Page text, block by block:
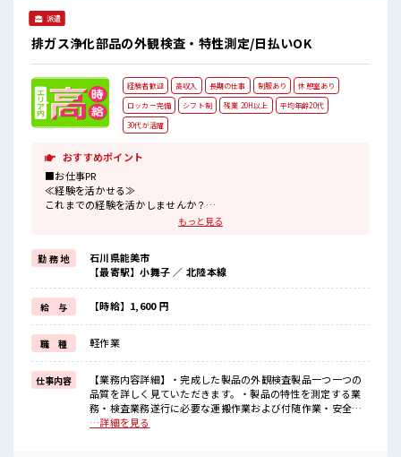
派遣
排ガス浄化部品の外観検査・特性測定/日払いOK
経験者歓迎 高収入 長期の仕事 制服あり
休憩室あり
ロッカー完備
シフト制 残業 20H以上
平均年齢20代
30代が活躍
おすすめポイント
■お仕事PR
≪経験を活かせる≫
これまでの経験を活かしませんか？
≪残業で稼げる≫
高収入を希望される方にオススメ。
残業は月20時間以上あります♪
制服があると毎日の服選びに悩まずOK♪
≪収入アップを目指せる≫
高時給だらけの派遣のお仕事です！
■職場の雰囲気
20代活躍中のフレッシュな職場です☆
しっかり休める休憩室あり！
オンオフの切替もできちゃう！
持ち物が多いあなたにもぴったり☆
ロッカー付き職場♪
もっと見る
勤 務 地
石川県能美市
【最寄駅】小舞子 ／ 北陸本線
給 与 【時給】1,600 円
職 種 軽作業
仕事内容
【業務内容詳細】・完成した製品の外観検査製品一つ一つの
品質を詳しく見ていただきます。・製品の特性を測定する業
務・検査業務遂行に必要な運搬作業および付随作業・安全衛
生活動・保全活動・5S活動の参加【取扱製品情報】自動車の
…詳細を見る